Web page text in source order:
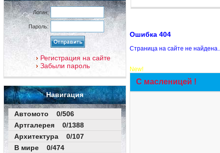
Логин:
Пароль:
Регистрация на сайте
Забыли пароль
Навигация
Автомото 0/506
Артгалерея 0/1388
Архитектура 0/107
В мире 0/474
Ошибка 404
Страница на сайте не
New!
С масленицей !